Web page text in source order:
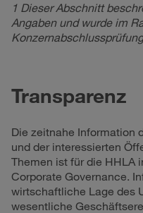
1 Dieser Abschnitt
Angaben und wurde im
Transparenz
Die zeitnahe Information
und der interessierten
Themen ist für die HHLA
Corporate Governance.
wirtschaftliche Lage des
wesentliche